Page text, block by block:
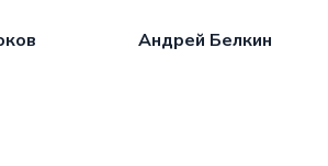
Андрей Белкин